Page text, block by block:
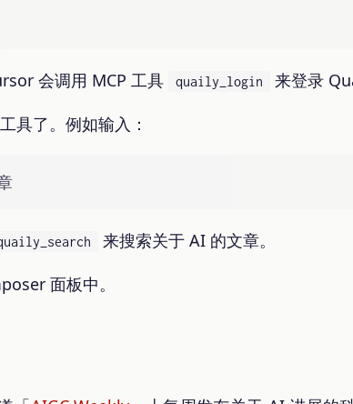
会调用 MCP 工具 quaily_login
来登录
具了。例如输入：
来搜索关于 AI 的文章。
面板中。